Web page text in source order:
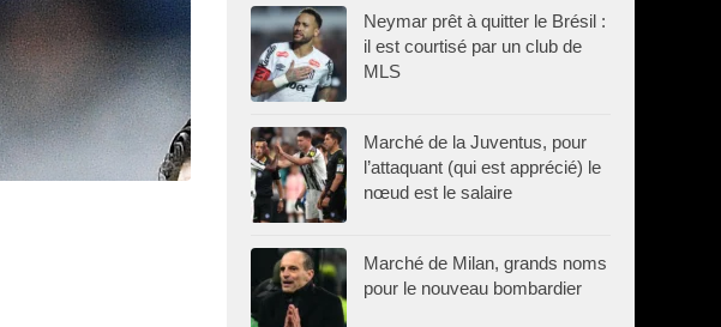
Neymar prêt à quitter le Brésil :
il est courtisé par un club de
MLS
Marché de la Juventus, pour
l’attaquant (qui est apprécié) le
nœud est le salaire
Marché de Milan, grands noms
pour le nouveau bombardier